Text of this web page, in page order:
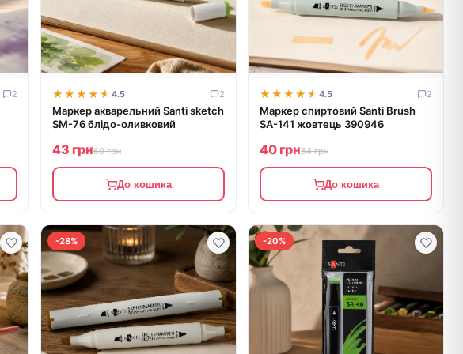
2 ★★★★★
★★★★★ 4.5 2
Маркер акварельний Santi sketch
SM-76 блідо-оливковий
43 грн60 грн
До кошика
★★★★★
★★★★★ 4.5 2
Маркер спиртовий Santi Brush
SA-141 жовтець 390946
40 грн54 грн
До кошика
-28% -20%